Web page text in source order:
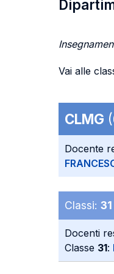
Vai alle
CLMG
Docente
Classi: 31
Docenti
Classe 31: